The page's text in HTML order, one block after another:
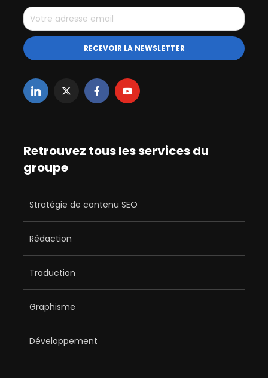
Retrouvez tous les services du
groupe
Stratégie de contenu SEO
Rédaction
Traduction
Graphisme
Développement